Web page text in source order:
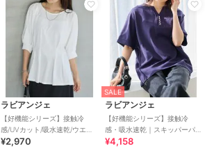
ラビアンジェ
【好機能シリーズ】接触冷
感/UVカット/吸水速乾/ウエス
トタックプルオーバー｜美シ
¥2,970
SALE
ラビアンジェ
【好機能シリーズ】接触冷
感・吸水速乾｜スキッパーパ
ールプルオーバー
¥4,158